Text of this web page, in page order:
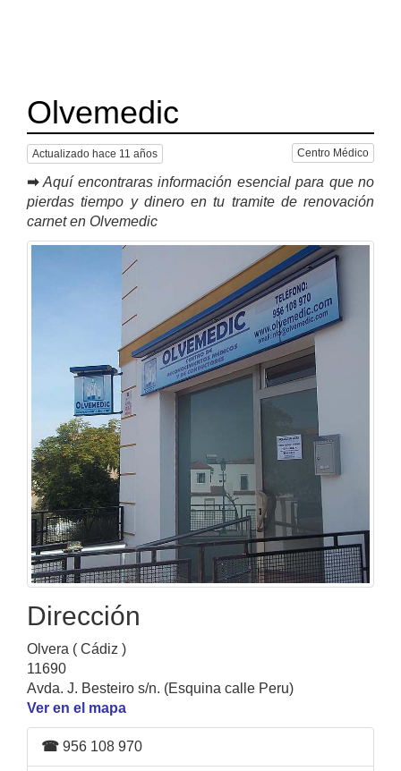
Olvemedic
Actualizado hace 11 años Centro Médico
➡ Aquí encontraras información esencial para que no
pierdas tiempo y dinero en tu tramite de renovación
carnet en Olvemedic
Dirección
Olvera ( Cádiz )
11690
Avda. J. Besteiro s/n. (Esquina calle Peru)
Ver en el mapa
☎ 956 108 970